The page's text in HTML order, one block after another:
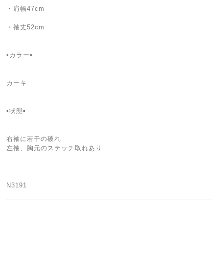
・肩幅47cm
・袖丈52cm
▪️カラー▪️
カーキ
▪️状態▪️
右袖に若干の破れ
左袖、胸元のステッチ取れあり
N3191